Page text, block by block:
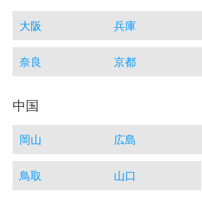
大阪 兵庫
奈良 京都
中国
岡山 広島
鳥取 山口